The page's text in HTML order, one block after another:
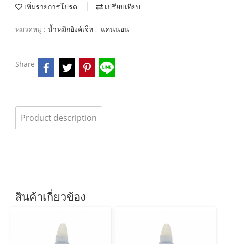
เพิ่มรายการโปรด เปรียบเทียบ
หมวดหมู่ : น้ำหมึกอิงค์เจ็ท , แคนนอน
Share
Product description
สินค้าเกี่ยวข้อง